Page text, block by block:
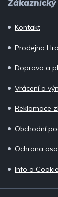
Kontakt
Prodejna
Doprava a
Vrácení a
Reklamace
Obchodní
Ochrana
Info o